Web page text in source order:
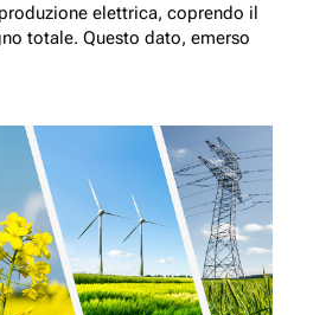
elettrica, coprendo il
totale. Questo dato, emerso